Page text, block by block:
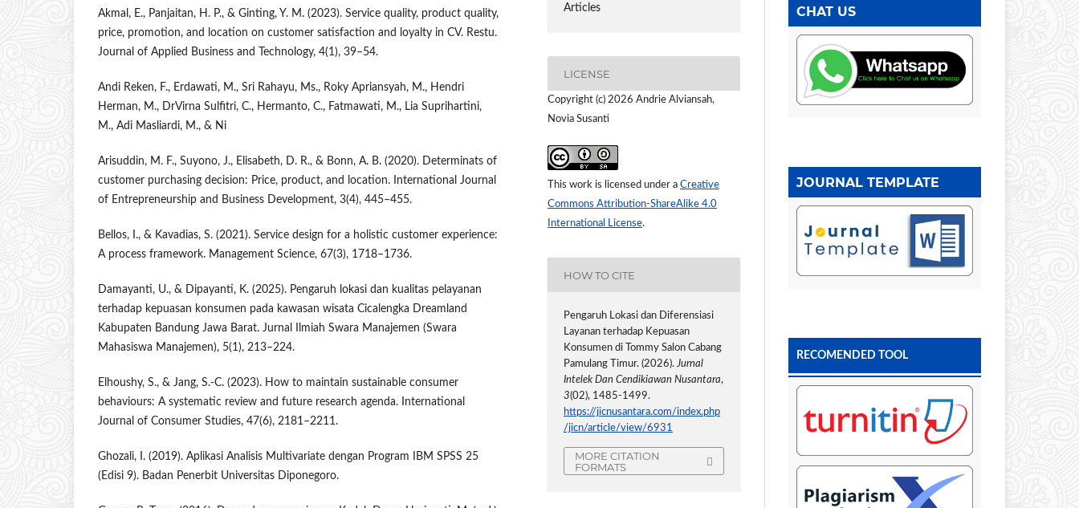
Akmal, E., Panjaitan, H. P., & Ginting, Y. M. (2023). Service quality, product quality,
price, promotion, and location on customer satisfaction and loyalty in CV. Restu.
Journal of Applied Business and Technology, 4(1), 39–54.
Andi Reken, F., Erdawati, M., Sri Rahayu, Ms., Roky Apriansyah, M., Hendri
Herman, M., DrVirna Sulfitri, C., Hermanto, C., Fatmawati, M., Lia Suprihartini,
M., Adi Masliardi, M., & Ni
Arisuddin, M. F., Suyono, J., Elisabeth, D. R., & Bonn, A. B. (2020). Determinats of
customer purchasing decision: Price, product, and location. International Journal
of Entrepreneurship and Business Development, 3(4), 445–455.
Bellos, I., & Kavadias, S. (2021). Service design for a holistic customer experience:
A process framework. Management Science, 67(3), 1718–1736.
Damayanti, U., & Dipayanti, K. (2025). Pengaruh lokasi dan kualitas pelayanan
terhadap kepuasan konsumen pada kawasan wisata Cicalengka Dreamland
Kabupaten Bandung Jawa Barat. Jurnal Ilmiah Swara Manajemen (Swara
Mahasiswa Manajemen), 5(1), 213–224.
Elhoushy, S., & Jang, S.-C. (2023). How to maintain sustainable consumer
behaviours: A systematic review and future research agenda. International
Journal of Consumer Studies, 47(6), 2181–2211.
Ghozali, I. (2019). Aplikasi Analisis Multivariate dengan Program IBM SPSS 25
(Edisi 9). Badan Penerbit Universitas Diponegoro.
Articles
LICENSE
Copyright (c) 2026 Andrie Alviansah,
Novia Susanti
This work is licensed under a Creative
Commons Attribution-ShareAlike 4.0
International License.
HOW TO CITE
Pengaruh Lokasi dan Diferensiasi
Layanan terhadap Kepuasan
Konsumen di Tommy Salon Cabang
Pamulang Timur. (2026).Jurnal
Intelek Dan Cendikiawan Nusantara,
3(02), 1485-1499.
https://jicnusantara.com/index.php
/jicn/article/view/6931
MORE CITATION
FORMATS
CHAT US
JOURNAL TEMPLATE
RECOMENDED TOOL